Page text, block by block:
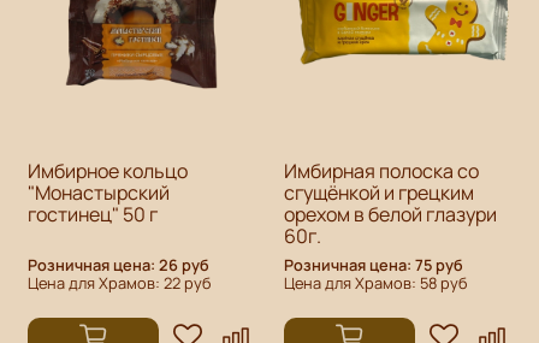
Имбирное кольцо
"Монастырский
гостинец" 50 г
Розничная цена: 26 руб
Цена для Храмов: 22 руб
Имбирная полоска со
сгущёнкой и грецким
орехом в белой глазури
60г.
Розничная цена: 75 руб
Цена для Храмов: 58 руб